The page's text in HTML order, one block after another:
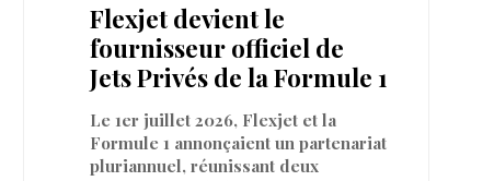
Flexjet devient le
fournisseur officiel de
Jets Privés de la Formule 1
Le 1er juillet 2026, Flexjet et la
Formule 1 annonçaient un partenariat
pluriannuel, réunissant deux